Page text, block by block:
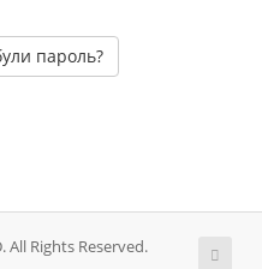
пароль?
All Rights Reserved.